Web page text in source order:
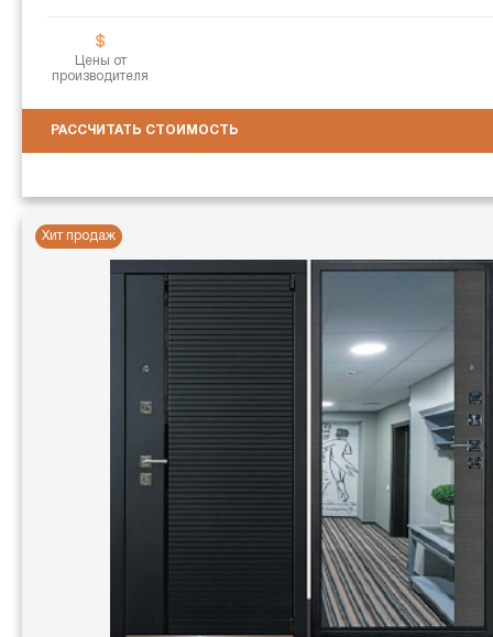
Цены от
производителя
РАССЧИТАТЬ СТОИМОСТЬ
Хит продаж